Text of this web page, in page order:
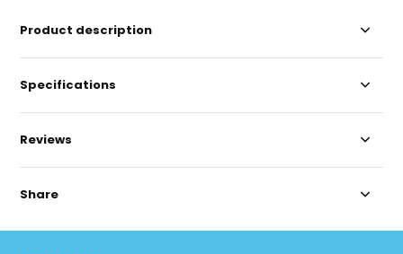
Product description
Specifications
Reviews
Share